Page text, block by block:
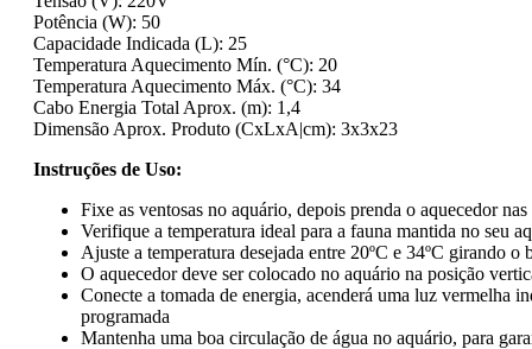
Potência (W): 50
Capacidade Indicada (L): 25
Temperatura Aquecimento Mín. (°C): 20
Temperatura Aquecimento Máx. (°C): 34
Cabo Energia Total Aprox. (m): 1,4
Dimensão Aprox. Produto (CxLxA|cm): 3x3x23
Instruções de Uso:
Fixe as ventosas no aquário, depois prenda o aquecedor
Verifique a temperatura ideal para a fauna mantida no seu
Ajuste a temperatura desejada entre 20ºC e 34ºC girando o
O aquecedor deve ser colocado no aquário na posição
Conecte a tomada de energia, acenderá uma luz vermelha
programada
Mantenha uma boa circulação de água no aquário, para